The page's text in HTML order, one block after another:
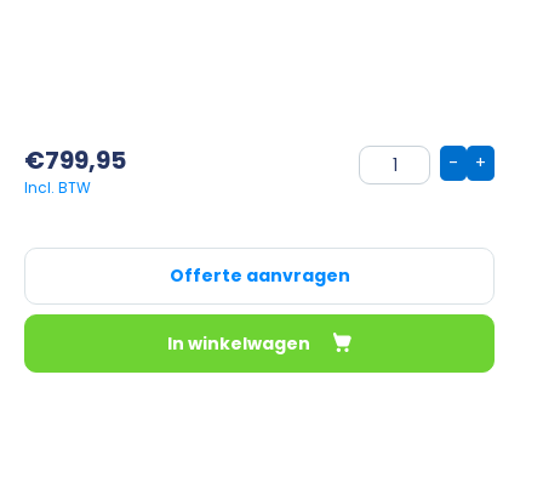
€799,95 +
-
Offerte aanvragen
In winkelwagen